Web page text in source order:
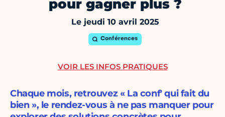
pour gagner plus ?
Le jeudi 10 avril 2025
Conférences
Chaque mois, retrouvez « La conf' qui fait du
bien », le rendez-vous à ne pas manquer pour
VOIR LES INFOS PRATIQUES